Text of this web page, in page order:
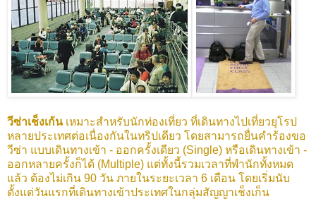
วีซ่าเช็งเก้น เหมาะสำหรับนักท่องเที่ยว ที่เดินทางไปเที่ยวยุโรป
หลายประเทศต่อเนื่องกันในทริปเดียว โดยสามารถยื่นคำร้องขอ
วีซ่า แบบเดินทางเข้า - ออกครั้งเดียว (Single) หรือเดินทางเข้า -
ออกหลายครั้งก็ได้ (Multiple) แต่ทั้งนี้รวมเวลาที่พำนักทั้งหมด
แล้ว ต้องไม่เกิน 90 วัน ภายในระยะเวลา 6 เดือน โดยเริ่มนับ
ตั้งแต่วันแรกที่เดินทางเข้าประเทศในกลุ่มสัญญาเช็งเก็น